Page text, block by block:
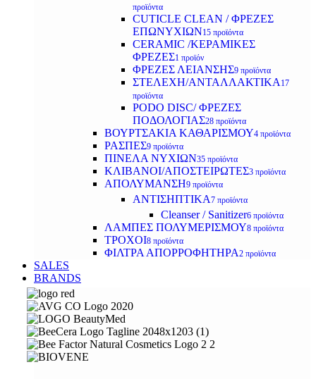
προϊόντα
CUTICLE CLEAN / ΦΡΕΖΕΣ
ΕΠΩΝΥΧΙΩΝ15 προϊόντα
CERAMIC /ΚΕΡΑΜΙΚΕΣ
ΦΡΕΖΕΣ1 προϊόν
ΦΡΕΖΕΣ ΛΕΙΑΝΣΗΣ9 προϊόντα
ΣΤΕΛΕΧΗ/ΑΝΤΑΛΛΑΚΤΙΚΑ 17
προϊόντα
PODO DISC/ ΦΡΕΖΕΣ
ΠΟΔΟΛΟΓΙΑΣ28 προϊόντα
ΒΟΥΡΤΣΑΚΙΑ ΚΑΘΑΡΙΣΜΟΥ4 προϊόντα
ΡΑΣΠΕΣ9 προϊόντα
ΠΙΝΕΛΑ ΝΥΧΙΩΝ35 προϊόντα
ΚΛΙΒΑΝΟΙ/ΑΠΟΣΤΕΙΡΩΤΕΣ3 προϊόντα
ΑΠΟΛΥΜΑΝΣΗ9 προϊόντα
ΑΝΤΙΣΗΠΤΙΚΑ7 προϊόντα
Cleanser / Sanitizer6 προϊόντα
ΛΑΜΠΕΣ ΠΟΛΥΜΕΡΙΣΜΟΥ8 προϊόντα
ΤΡΟΧΟΙ8 προϊόντα
ΦΙΛΤΡΑ ΑΠΟΡΡΟΦΗΤΗΡΑ2 προϊόντα
SALES
BRANDS